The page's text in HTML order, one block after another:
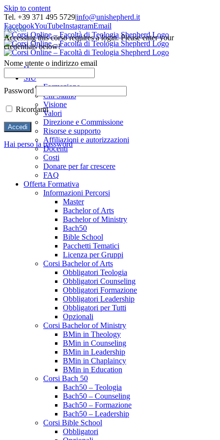
Skip to content
Tel. +39 371 495 5729|info@unishepherd.it
FacebookYouTubeInstagramEmail
Home
SIU
Formazione
Chi Siamo
Visione
Valori
Direzione e Commissione
Risorse e supporto
Affiliazioni e autorizzazioni
Docenti
Costi
Donare per far crescere
FAQ
Offerta Formativa
Informazioni Percorsi
Master
Bachelor of Arts
Bachelor of Ministry
Bach50
Bible School
Pacchetti Tematici
Licenza per Gruppi
Corsi Bachelor of Arts
Obbligatori Teologia
Obbligatori Counseling
Obbligatori Formazione
Obbligatori Leadership
Obbligatori per Tutti
Opzionali
Corsi Bachelor of Ministry
BMin in Theology
BMin in Counseling
BMin in Leadership
BMin in Chaplaincy
BMin in Education
Corsi Bach 50
Bach50 – Teologia
Bach50 – Counseling
Bach50 – Formazione
Bach50 – Leadership
Corsi Bible School
Obbligatori
Accedi
Accessing this corso requires a login. Please enter your
credentials below!
Nome utente o indirizzo email
Password
Ricordami
Hai perso la password